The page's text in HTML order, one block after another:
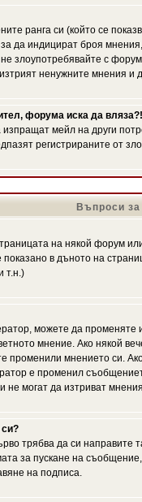
ранга си (който се
да индицират броя
злоупотребявайте с
ненужните мнения и
форума иска да вляза?!
мейл на други
регистрираните от
Въпроси
на някой форум
в дъното на
т.н.)
можете да
мнение. Ако някой
променили мнението си.
е променил
могат да изтриват
трябва да си
за пускане на
на подписа.